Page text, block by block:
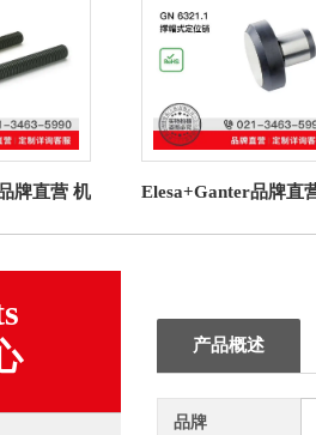
牌直营 机
衬垫
Elesa+Ganter品牌直
式定位销
产品概述
品牌